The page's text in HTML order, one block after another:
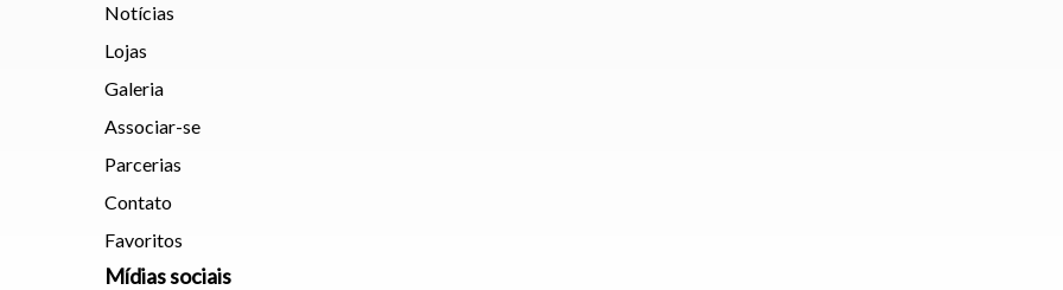
Notícias
Lojas
Galeria
Associar-se
Parcerias
Contato
Favoritos
Mídias sociais